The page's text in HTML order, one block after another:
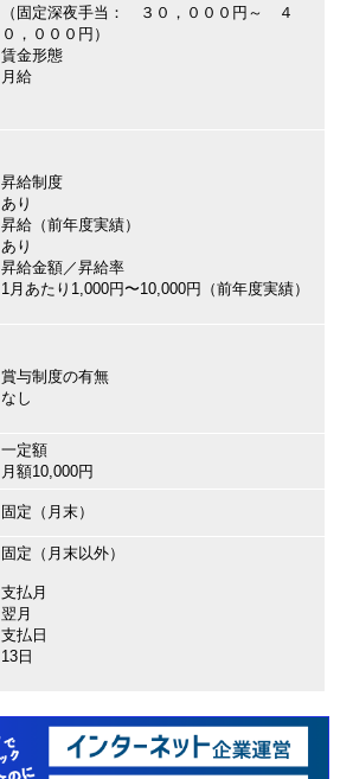
（固定深夜手当： ３０，０００円～ ４
０，０００円）
賃金形態
月給
昇給制度
あり
昇給（前年度実績）
あり
昇給金額／昇給率
1月あたり1,000円〜10,000円（前年度実績）
賞与制度の有無
なし
一定額
月額10,000円
固定（月末）
固定（月末以外）
支払月
翌月
支払日
13日